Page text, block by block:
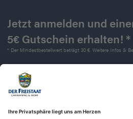
Jetzt anmelden und
5€ Gutschein erhalten! *
* Der Mindestbestellwert beträgt 30 €. Weitere Infos &